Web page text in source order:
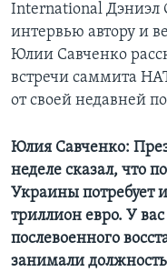
International Дэниэл
интервью автору и
Юлии Савченко
встречи саммита
от своей недавней
Юлия Савченко:
неделе сказал, что
Украины потребует
триллион евро. У
послевоенного
занимали